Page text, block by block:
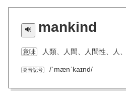
mankind
意味 人類、人間、人間性、人
発音記号 /ˈmænˈkaɪnd/